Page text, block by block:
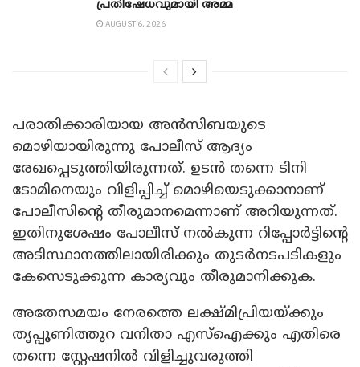
പ്രതിഷേധവുമായി അമ്മ
AUGUST 6, 2026
പരാതിക്കാരിയായ അൻസിബയുടെ
മൊഴിയായിരുന്നു പോലീസ് ആദ്യം
രേഖപ്പെടുത്തിയിരുന്നത്. ഉടൻ തന്നെ ടിനി
ടോമിനെയും വിളിപ്പിച്ച് മൊഴിയെടുക്കാനാണ്
പോലീസിന്റെ തീരുമാനമെന്നാണ് അറിയുന്നത്.
ഇതിനുശേഷം പോലീസ് നൽകുന്ന റിപ്പോർട്ടിന്റെ
അടിസ്ഥാനത്തിലായിരിക്കും തുടർനടപടികളും
കേസെടുക്കുന്ന കാര്യവും തീരുമാനിക്കുക.
അതേസമയം നേരത്തെ ലക്ഷ്മിപ്രിയയ്ക്കും
തൃപ്പൂണിത്തുറ വനിതാ എസ്ഐക്കും എതിരെ
തന്നെ സ്റ്റേഷനിൽ വിളിച്ചുവരുത്തി